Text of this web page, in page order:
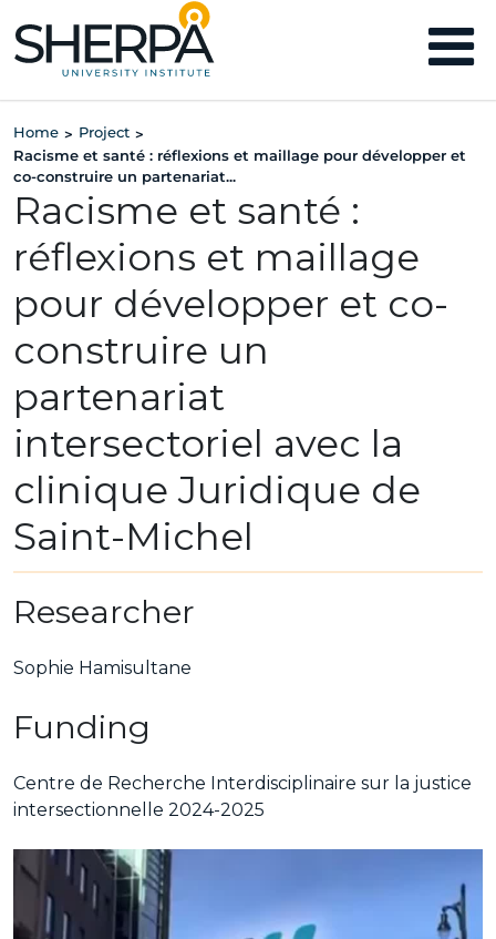
Home > Project >
Racisme et santé : réflexions et maillage pour développer et
co-construire un partenariat...
Racisme et santé :
réflexions et maillage
pour développer et co-
construire un
partenariat
intersectoriel avec la
clinique Juridique de
Saint-Michel
Researcher
Sophie Hamisultane
Funding
Centre de Recherche Interdisciplinaire sur la justice
intersectionnelle 2024-2025